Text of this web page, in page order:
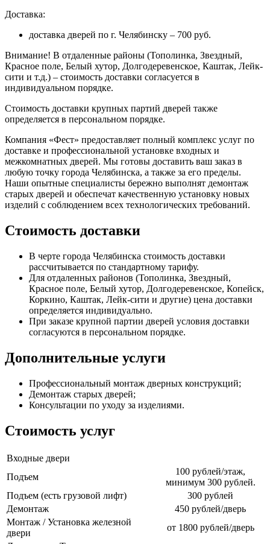
Доставка:
доставка дверей по г. Челябинску – 700 руб.
Внимание! В отдаленные районы (Тополинка, Звездный,
Красное поле, Белый хутор, Долгодеревенское, Каштак, Лейк-
сити и т.д.) – стоимость доставки согласуется в
индивидуальном порядке.
Стоимость доставки крупных партий дверей также
определяется в персональном порядке.
Компания «Фест» предоставляет полный комплекс услуг по
доставке и профессиональной установке входных и
межкомнатных дверей. Мы готовы доставить ваш заказ в
любую точку города Челябинска, а также за его пределы.
Наши опытные специалисты бережно выполнят демонтаж
старых дверей и обеспечат качественную установку новых
изделий с соблюдением всех технологических требований.
Стоимость доставки
В черте города Челябинска стоимость доставки
рассчитывается по стандартному тарифу.
Для отдаленных районов (Тополинка, Звездный,
Красное поле, Белый хутор, Долгодеревенское, Копейск,
Коркино, Каштак, Лейк-сити и другие) цена доставки
определяется индивидуально.
При заказе крупной партии дверей условия доставки
согласуются в персональном порядке.
Дополнительные услуги
Профессиональный монтаж дверных конструкций;
Демонтаж старых дверей;
Консультации по уходу за изделиями.
Стоимость услуг
Входные двери
Подъем
100 рублей/этаж,
минимум 300 рублей.
Подъем (есть грузовой лифт)
300 рублей
Демонтаж
450 рублей/дверь
Монтаж / Установка железной
двери
от 1800 рублей/дверь